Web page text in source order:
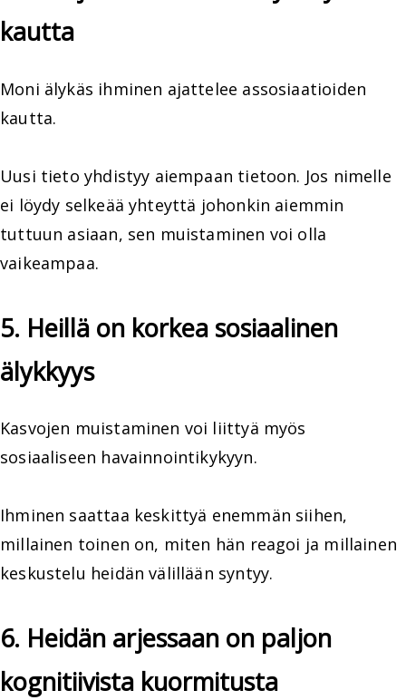
kautta
Moni älykäs ihminen ajattelee assosiaatioiden
kautta.
Uusi tieto yhdistyy aiempaan tietoon. Jos nimelle
ei löydy selkeää yhteyttä johonkin aiemmin
tuttuun asiaan, sen muistaminen voi olla
vaikeampaa.
5. Heillä on korkea sosiaalinen
älykkyys
Kasvojen muistaminen voi liittyä myös
sosiaaliseen havainnointikykyyn.
Ihminen saattaa keskittyä enemmän siihen,
millainen toinen on, miten hän reagoi ja millainen
keskustelu heidän välillään syntyy.
6. Heidän arjessaan on paljon
kognitiivista kuormitusta